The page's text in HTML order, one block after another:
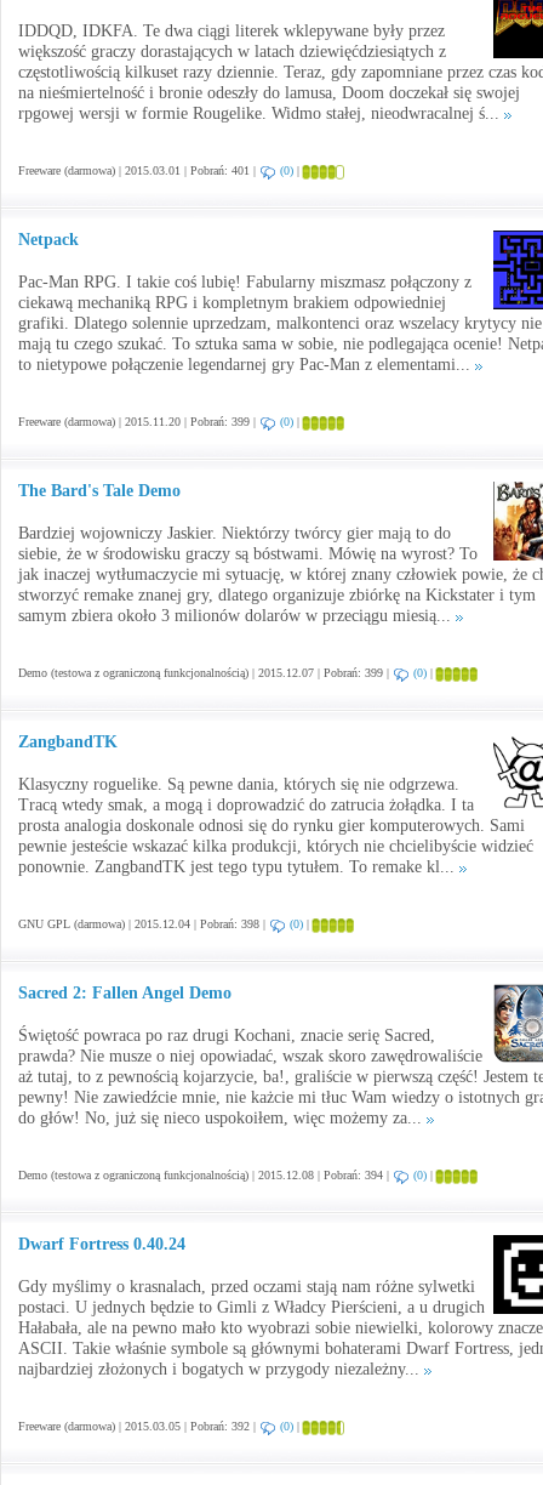
IDDQD, IDKFA. Te dwa ciągi literek wklepywane były przez
większość graczy dorastających w latach dziewięćdziesiątych z
częstotliwością kilkuset razy dziennie. Teraz, gdy zapomniane przez czas
na nieśmiertelność i bronie odeszły do lamusa, Doom doczekał się swojej
rpgowej wersji w formie Rougelike. Widmo stałej, nieodwracalnej ś...
Freeware (darmowa) | 2015.03.01 | Pobrań: 401 | (0) |
Netpack
Pac-Man RPG. I takie coś lubię! Fabularny miszmasz połączony z
ciekawą mechaniką RPG i kompletnym brakiem odpowiedniej
grafiki. Dlatego solennie uprzedzam, malkontenci oraz wszelacy krytycy nie
mają tu czego szukać. To sztuka sama w sobie, nie podlegająca ocenie!
to nietypowe połączenie legendarnej gry Pac-Man z elementami...
Freeware (darmowa) | 2015.11.20 | Pobrań: 399 | (0) |
The Bard's Tale Demo
Bardziej wojowniczy Jaskier. Niektórzy twórcy gier mają to do
siebie, że w środowisku graczy są bóstwami. Mówię na wyrost? To
jak inaczej wytłumaczycie mi sytuację, w której znany człowiek powie, że
stworzyć remake znanej gry, dlatego organizuje zbiórkę na Kickstater i tym
samym zbiera około 3 milionów dolarów w przeciągu miesią...
Demo (testowa z ograniczoną funkcjonalnością) | 2015.12.07 | Pobrań: 399 | (0) |
ZangbandTK
Klasyczny roguelike. Są pewne dania, których się nie odgrzewa.
Tracą wtedy smak, a mogą i doprowadzić do zatrucia żołądka. I ta
prosta analogia doskonale odnosi się do rynku gier komputerowych. Sami
pewnie jesteście wskazać kilka produkcji, których nie chcielibyście widzieć
ponownie. ZangbandTK jest tego typu tytułem. To remake kl...
GNU GPL (darmowa) | 2015.12.04 | Pobrań: 398 | (0) |
Sacred 2: Fallen Angel Demo
Świętość powraca po raz drugi Kochani, znacie serię Sacred,
prawda? Nie musze o niej opowiadać, wszak skoro zawędrowaliście
aż tutaj, to z pewnością kojarzycie, ba!, graliście w pierwszą część! Jestem
pewny! Nie zawiedźcie mnie, nie każcie mi tłuc Wam wiedzy o istotnych
do głów! No, już się nieco uspokoiłem, więc możemy za...
Demo (testowa z ograniczoną funkcjonalnością) | 2015.12.08 | Pobrań: 394 | (0) |
Dwarf Fortress 0.40.24
Gdy myślimy o krasnalach, przed oczami stają nam różne sylwetki
postaci. U jednych będzie to Gimli z Władcy Pierścieni, a u drugich
Hałabała, ale na pewno mało kto wyobrazi sobie niewielki, kolorowy
ASCII. Takie właśnie symbole są głównymi bohaterami Dwarf Fortress,
najbardziej złożonych i bogatych w przygody niezależny...
Freeware (darmowa) | 2015.03.05 | Pobrań: 392 | (0) |